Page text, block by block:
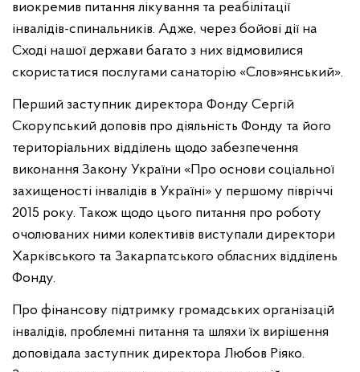
виокремив питання лікування та реабілітації
інвалідів-спинальників. Адже, через бойові дії на
Сході нашої держави багато з них відмовилися
скористатися послугами санаторію «Слов»янський».
Перший заступник директора Фонду Сергій
Скорупський доповів про діяльність Фонду та його
територіальних відділень щодо забезпечення
виконання Закону України «Про основи соціальної
захищеності інвалідів в Україні» у першому півріччі
2015 року. Також щодо цього питання про роботу
очолюваних ними колективів виступали директори
Харківського та Закарпатського обласних відділень
Фонду.
Про фінансову підтримку громадських організацій
інвалідів, проблемні питання та шляхи їх вирішення
доповідала заступник директора Любов Ріяко.